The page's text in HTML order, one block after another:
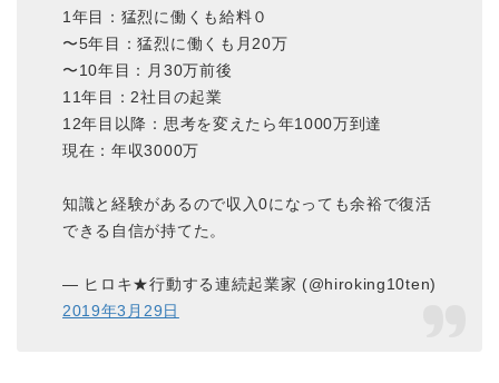
1年目：猛烈に働くも給料０
〜5年目：猛烈に働くも月20万
〜10年目：月30万前後
11年目：2社目の起業
12年目以降：思考を変えたら年1000万到達
現在：年収3000万
知識と経験があるので収入0になっても余裕で復活
できる自信が持てた。
— ヒロキ★行動する連続起業家 (@hiroking10ten)
2019年3月29日